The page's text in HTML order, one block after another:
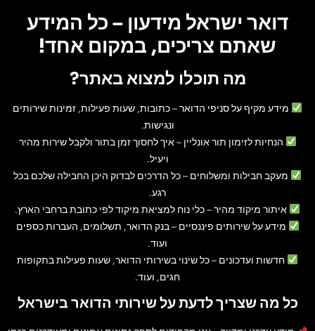
דואר ישראל מידעון – כל המידע
שאתם צריכים, במקום אחד!
מה תוכלו למצוא באתר?
מידע מקיף על סניפי הדואר– כתובות, שעות פעילות, זמינות שירותים
ונגישות.
הנחיות לזימון תור אונליין – איך לחסוך זמן בתור ולקבל שירות מהיר
ויעיל.
מעקב חבילות ומשלוחים – כל הדרכים לבדוק היכן החבילה שלכם בכל
רגע.
איתור מיקוד מהיר– כלי נוח למציאת מיקוד לפי כתובת ברחבי הארץ.
מידע על שירותים פיננסיים – בנק הדואר, תשלומים, העברות כספים
ועוד.
חדשות ועדכונים – כל שינוי בשירותי הדואר, שעות פעילות בתקופות
חגים, ועוד.
כל מה שצריך לדעת על שירותי הדואר בישראל